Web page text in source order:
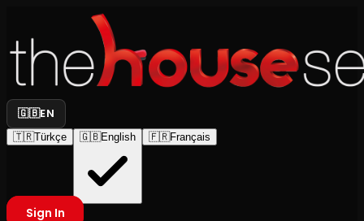
🇬🇧EN
🇹🇷Türkçe 🇬🇧English 🇫🇷Français
Sign In